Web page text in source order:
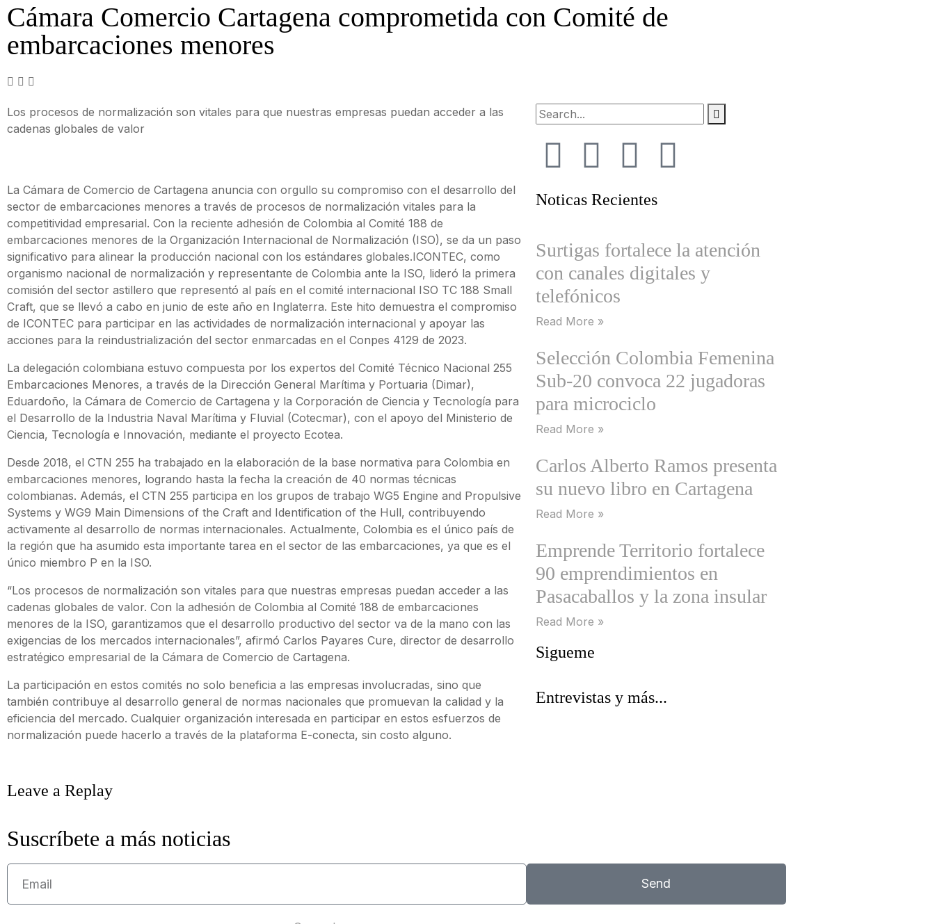
Cámara Comercio Cartagena comprometida con Comité de
embarcaciones menores
Los procesos de normalización son vitales para que nuestras empresas puedan acceder a las
cadenas globales de valor
La Cámara de Comercio de Cartagena anuncia con orgullo su compromiso con el desarrollo del
sector de embarcaciones menores a través de procesos de normalización vitales para la
competitividad empresarial. Con la reciente adhesión de Colombia al Comité 188 de
embarcaciones menores de la Organización Internacional de Normalización (ISO), se da un paso
significativo para alinear la producción nacional con los estándares globales.ICONTEC, como
organismo nacional de normalización y representante de Colombia ante la ISO, lideró la primera
comisión del sector astillero que representó al país en el comité internacional ISO TC 188 Small
Craft, que se llevó a cabo en junio de este año en Inglaterra. Este hito demuestra el compromiso
de ICONTEC para participar en las actividades de normalización internacional y apoyar las
acciones para la reindustrialización del sector enmarcadas en el Conpes 4129 de 2023.
La delegación colombiana estuvo compuesta por los expertos del Comité Técnico Nacional 255
Embarcaciones Menores, a través de la Dirección General Marítima y Portuaria (Dimar),
Eduardoño, la Cámara de Comercio de Cartagena y la Corporación de Ciencia y Tecnología para
el Desarrollo de la Industria Naval Marítima y Fluvial (Cotecmar), con el apoyo del Ministerio de
Ciencia, Tecnología e Innovación, mediante el proyecto Ecotea.
Desde 2018, el CTN 255 ha trabajado en la elaboración de la base normativa para Colombia en
embarcaciones menores, logrando hasta la fecha la creación de 40 normas técnicas
colombianas. Además, el CTN 255 participa en los grupos de trabajo WG5 Engine and Propulsive
Systems y WG9 Main Dimensions of the Craft and Identification of the Hull, contribuyendo
activamente al desarrollo de normas internacionales. Actualmente, Colombia es el único país de
la región que ha asumido esta importante tarea en el sector de las embarcaciones, ya que es el
único miembro P en la ISO.
“Los procesos de normalización son vitales para que nuestras empresas puedan acceder a las
cadenas globales de valor. Con la adhesión de Colombia al Comité 188 de embarcaciones
menores de la ISO, garantizamos que el desarrollo productivo del sector va de la mano con las
exigencias de los mercados internacionales”, afirmó Carlos Payares Cure, director de desarrollo
estratégico empresarial de la Cámara de Comercio de Cartagena.
La participación en estos comités no solo beneficia a las empresas involucradas, sino que
también contribuye al desarrollo general de normas nacionales que promuevan la calidad y la
eficiencia del mercado. Cualquier organización interesada en participar en estos esfuerzos de
normalización puede hacerlo a través de la plataforma E-conecta, sin costo alguno.
Leave a Replay
Noticas Recientes
Surtigas fortalece la atención
con canales digitales y
telefónicos
Read More »
Selección Colombia Femenina
Sub-20 convoca 22 jugadoras
para microciclo
Read More »
Carlos Alberto Ramos presenta
su nuevo libro en Cartagena
Read More »
Emprende Territorio fortalece
90 emprendimientos en
Pasacaballos y la zona insular
Read More »
Sigueme
Entrevistas y más...
Suscríbete a más noticias
Send